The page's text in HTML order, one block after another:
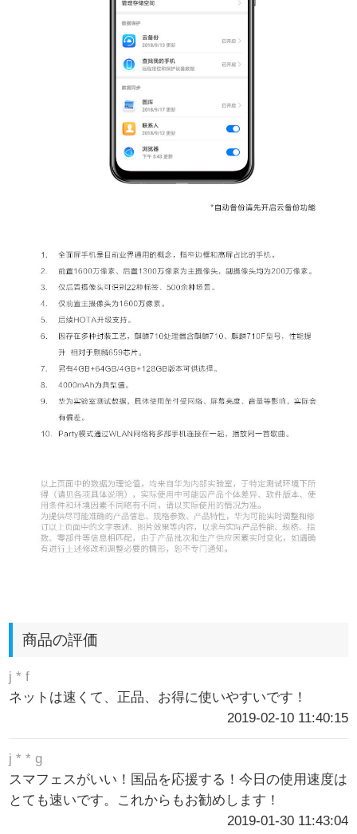
商品の評価
j * f
ネットは速くて、正品、お得に使いやすいです！
2019-02-10 11:40:15
j * * g
スマフェスがいい！国品を応援する！今日の使用速度は
とても速いです。これからもお勧めします！
2019-01-30 11:43:04